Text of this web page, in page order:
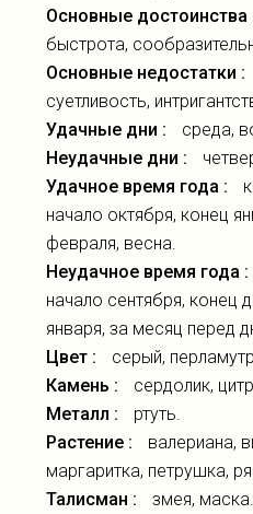
Основные достоинства
быстрота,
Основные недостатки :
суетливость,
Удачные дни :
среда,
Неудачные дни :
Удачное время года :
начало октября, конец
февраля, весна.
Неудачное время года :
начало сентября, конец
января, за месяц перед
Цвет :
серый,
Камень :
сердолик,
Металл :
ртуть.
Растение :
валериана,
маргаритка, петрушка,
Талисман :
змея, маска.